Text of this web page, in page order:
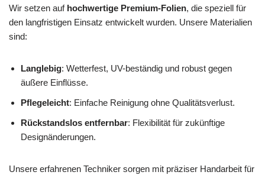
Wir setzen auf hochwertige Premium-Folien, die speziell für
den langfristigen Einsatz entwickelt wurden. Unsere Materialien
sind:
Langlebig: Wetterfest, UV-beständig und robust gegen
äußere Einflüsse.
Pflegeleicht: Einfache Reinigung ohne Qualitätsverlust.
Rückstandslos entfernbar: Flexibilität für zukünftige
Designänderungen.
Unsere erfahrenen Techniker sorgen mit präziser Handarbeit für